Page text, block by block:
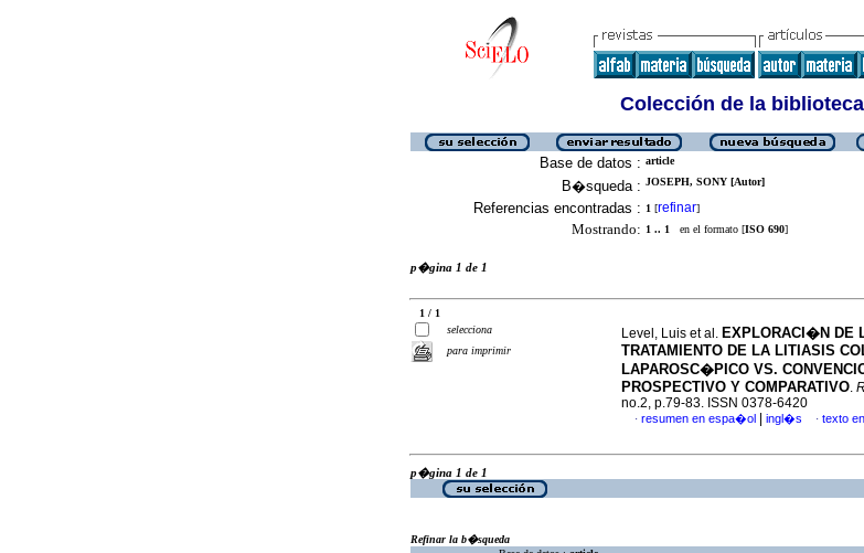
Colección de la biblioteca
Base de datos : article
B�squeda : JOSEPH, SONY [Autor]
Referencias encontradas : 1 [refinar]
Mostrando: 1 .. 1 en el formato [ISO 690]
p�gina 1 de 1
1 / 1
selecciona
para imprimir
Level, Luis et al. EXPLORACI�N DE
TRATAMIENTO DE LA LITIASIS
LAPAROSC�PICO VS.
PROSPECTIVO Y COMPARATIVO.
no.2, p.79-83. ISSN 0378-6420
· resumen en espa�ol ingl�s · texto
p�gina 1 de 1
Refinar la b�squeda